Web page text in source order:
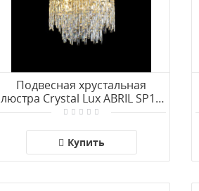
Подвесная хрустальная
люстра Crystal Lux ABRIL SP12
GOLD
Купить